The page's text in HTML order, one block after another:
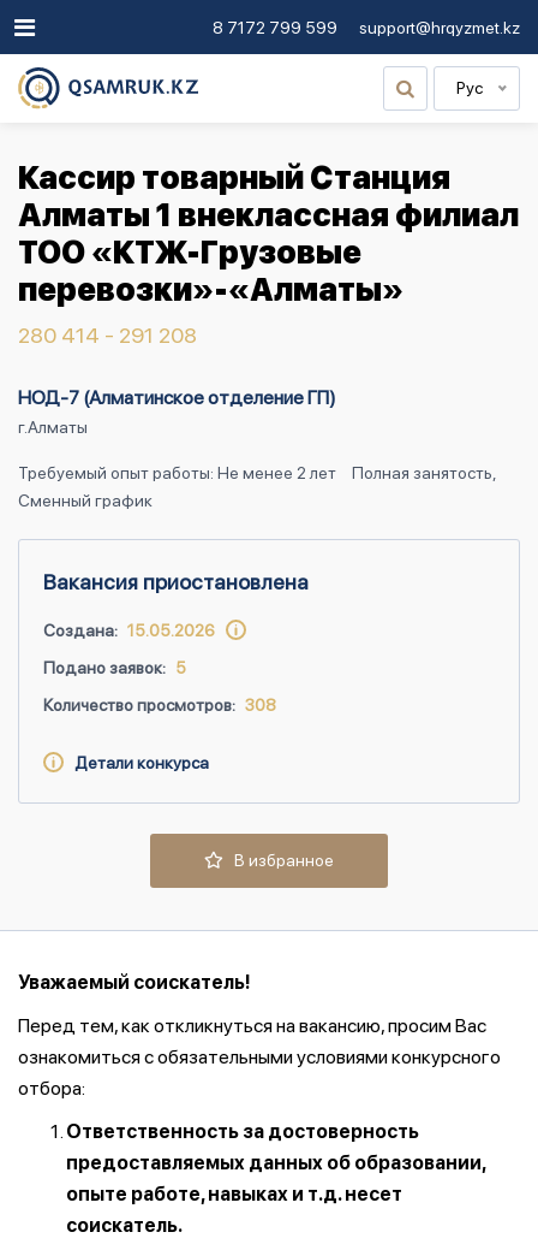
8 7172 799 599 support@hrqyzmet.kz
Рус
Кассир товарный Станция
Алматы 1 внеклассная филиал
ТОО «КТЖ-Грузовые
перевозки»-«Алматы»
280 414 - 291 208
НОД-7 (Алматинское отделение ГП)
г.Алматы
Требуемый опыт работы: Не менее 2 лет
Полная занятость,
Сменный график
Вакансия приостановлена
Создана: 15.05.2026
Подано заявок: 5
Количество просмотров: 308
Детали конкурса
В избранное
Уважаемый соискатель!
Перед тем, как откликнуться на вакансию, просим Вас
ознакомиться с обязательными условиями конкурсного
отбора:
Ответственность за достоверность
предоставляемых данных об образовании,
опыте работе, навыках и т.д. несет
соискатель.